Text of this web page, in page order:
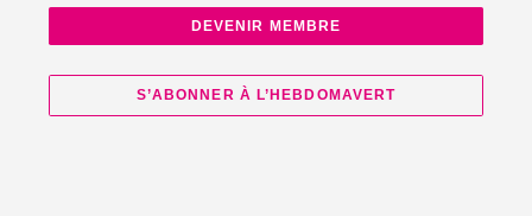
DEVENIR MEMBRE
S’ABONNER À L’HEBDOMAVERT